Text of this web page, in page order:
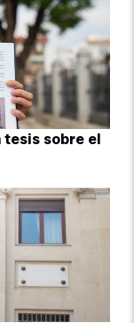
sobre el